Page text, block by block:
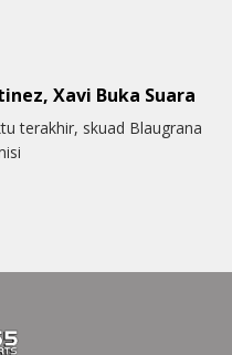
Xavi Buka Suara
terakhir, skuad Blaugrana